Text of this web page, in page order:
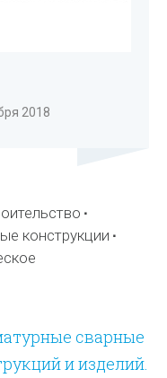
2018
конструкции
сварные
и изделий.